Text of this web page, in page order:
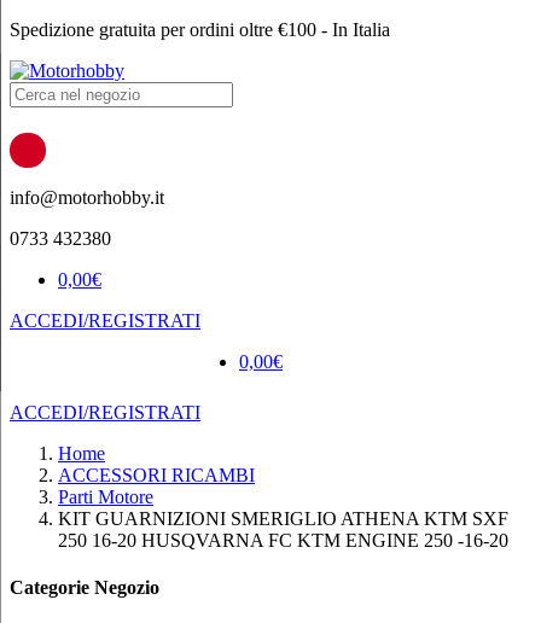
Spedizione gratuita per ordini oltre €100 - In Italia
Products
search
info@motorhobby.it
0733 432380
0,00€
ACCEDI/REGISTRATI
0,00€
ACCEDI/REGISTRATI
Home
ACCESSORI RICAMBI
Parti Motore
KIT GUARNIZIONI SMERIGLIO ATHENA KTM SXF
250 16-20 HUSQVARNA FC KTM ENGINE 250 -16-20
Categorie Negozio